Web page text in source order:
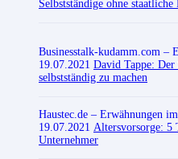
Selbstständige ohne
Businesstalk-kudamm.com –
19.07.2021 David Tappe: Der
selbstständig zu machen
Haustec.de – Erwähnungen
19.07.2021 Altersvorsorge: 5
Unternehmer